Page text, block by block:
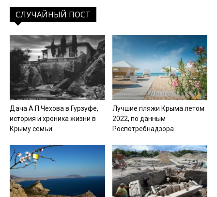
СЛУЧАЙНЫЙ ПОСТ
Дача А.П.Чехова в Гурзуфе,
история и хроника жизни в
Крыму семьи...
Лучшие пляжи Крыма летом
2022, по данным
Роспотребнадзора